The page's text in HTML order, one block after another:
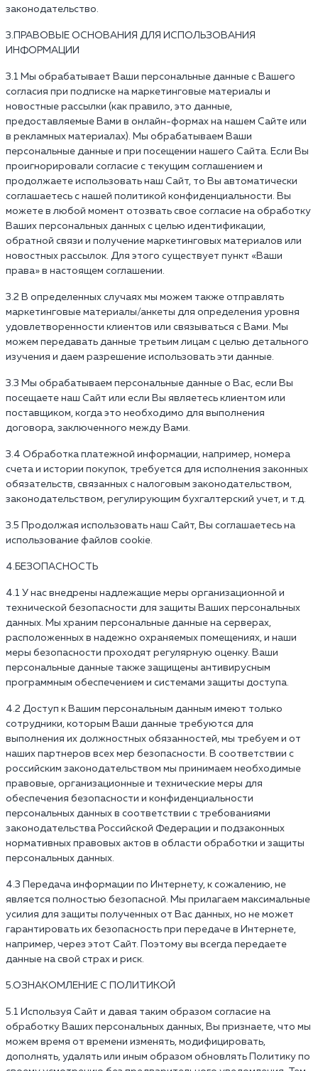
законодательство.
3.ПРАВОВЫЕ ОСНОВАНИЯ ДЛЯ ИСПОЛЬЗОВАНИЯ
ИНФОРМАЦИИ
3.1 Мы обрабатывает Ваши персональные данные с Вашего
согласия при подписке на маркетинговые материалы и
новостные рассылки (как правило, это данные,
предоставляемые Вами в онлайн-формах на нашем Сайте или
в рекламных материалах). Мы обрабатываем Ваши
персональные данные и при посещении нашего Сайта. Если Вы
проигнорировали согласие с текущим соглашением и
продолжаете использовать наш Сайт, то Вы автоматически
соглашаетесь с нашей политикой конфиденциальности. Вы
можете в любой момент отозвать свое согласие на обработку
Ваших персональных данных с целью идентификации,
обратной связи и получение маркетинговых материалов или
новостных рассылок. Для этого существует пункт «Ваши
права» в настоящем соглашении.
3.2 В определенных случаях мы можем также отправлять
маркетинговые материалы/анкеты для определения уровня
удовлетворенности клиентов или связываться с Вами. Мы
можем передавать данные третьим лицам с целью детального
изучения и даем разрешение использовать эти данные.
3.3 Мы обрабатываем персональные данные о Вас, если Вы
посещаете наш Сайт или если Вы являетесь клиентом или
поставщиком, когда это необходимо для выполнения
договора, заключенного между Вами.
3.4 Обработка платежной информации, например, номера
счета и истории покупок, требуется для исполнения законных
обязательств, связанных с налоговым законодательством,
законодательством, регулирующим бухгалтерский учет, и т.д.
3.5 Продолжая использовать наш Сайт, Вы соглашаетесь на
использование файлов cookie.
4.БЕЗОПАСНОСТЬ
4.1 У нас внедрены надлежащие меры организационной и
технической безопасности для защиты Ваших персональных
данных. Мы храним персональные данные на серверах,
расположенных в надежно охраняемых помещениях, и наши
меры безопасности проходят регулярную оценку. Ваши
персональные данные также защищены антивирусным
программным обеспечением и системами защиты доступа.
4.2 Доступ к Вашим персональным данным имеют только
сотрудники, которым Ваши данные требуются для
выполнения их должностных обязанностей, мы требуем и от
наших партнеров всех мер безопасности. В соответствии с
российским законодательством мы принимаем необходимые
правовые, организационные и технические меры для
обеспечения безопасности и конфиденциальности
персональных данных в соответствии с требованиями
законодательства Российской Федерации и подзаконных
нормативных правовых актов в области обработки и защиты
персональных данных.
4.3 Передача информации по Интернету, к сожалению, не
является полностью безопасной. Мы прилагаем максимальные
усилия для защиты полученных от Вас данных, но не может
гарантировать их безопасность при передаче в Интернете,
например, через этот Сайт. Поэтому вы всегда передаете
данные на свой страх и риск.
5.ОЗНАКОМЛЕНИЕ С ПОЛИТИКОЙ
5.1 Используя Сайт и давая таким образом согласие на
обработку Ваших персональных данных, Вы признаете, что мы
можем время от времени изменять, модифицировать,
дополнять, удалять или иным образом обновлять Политику по